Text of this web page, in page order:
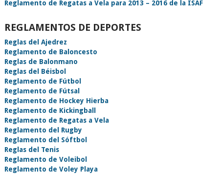
Reglamento de Regatas a Vela para 2013 – 2016 de la ISAF
REGLAMENTOS DE DEPORTES
Reglas del Ajedrez
Reglamento de Baloncesto
Reglas de Balonmano
Reglas del Béisbol
Reglamento de Fútbol
Reglamento de Fútsal
Reglamento de Hockey Hierba
Reglamento de Kickingball
Reglamento de Regatas a Vela
Reglamento del Rugby
Reglamento del Sóftbol
Reglas del Tenis
Reglamento de Voleibol
Reglamento de Voley Playa